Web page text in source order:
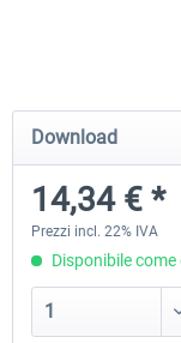
ICE 4 (Class
35,83 € *
Download
14,34 € *
Prezzi incl. 22% IVA
Disponibile